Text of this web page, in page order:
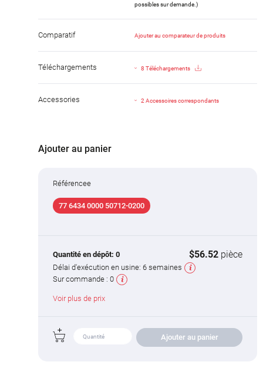
possibles sur demande.)
Comparatif Ajouter au comparateur de produits
Téléchargements 8 Téléchargements
Accessories 2 Accessoires correspondants
Ajouter au panier
Référencee
77 6434 0000 50712-0200
Quantité en dépôt: 0 $56.52 pièce
Délai d'exécution en usine: 6 semaines
Sur commande : 0
Voir plus de prix
Ajouter au panier